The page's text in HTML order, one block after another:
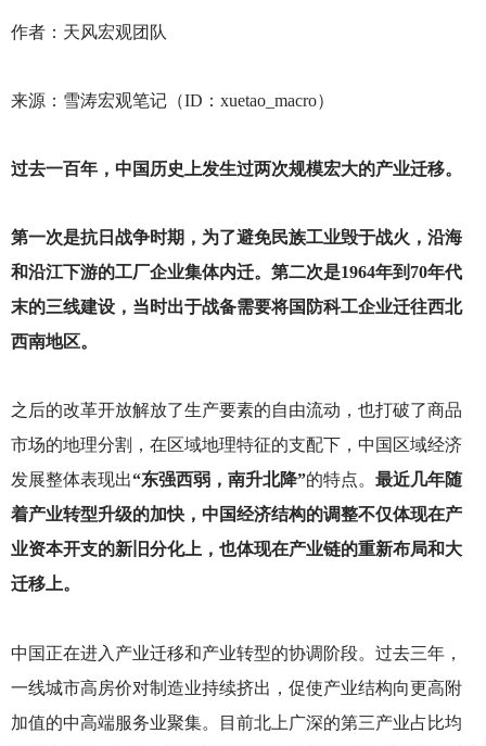
作者：天风宏观团队
来源：雪涛宏观笔记（ID：xuetao_macro）
过去一百年，中国历史上发生过两次规模宏大的产业迁移。
第一次是抗日战争时期，为了避免民族工业毁于战火，沿海
和沿江下游的工厂企业集体内迁。第二次是1964年到70年代
末的三线建设，当时出于战备需要将国防科工企业迁往西北
西南地区。
之后的改革开放解放了生产要素的自由流动，也打破了商品
市场的地理分割，在区域地理特征的支配下，中国区域经济
发展整体表现出“东强西弱，南升北降”的特点。 最近几年随
着产业转型升级的加快，中国经济结构的调整不仅体现在产
业资本开支的新旧分化上，也体现在产业链的重新布局和大
迁移上。
中国正在进入产业迁移和产业转型的协调阶段。过去三年，
一线城市高房价对制造业持续挤出，促使产业结构向更高附
加值的中高端服务业聚集。目前北上广深的第三产业占比均